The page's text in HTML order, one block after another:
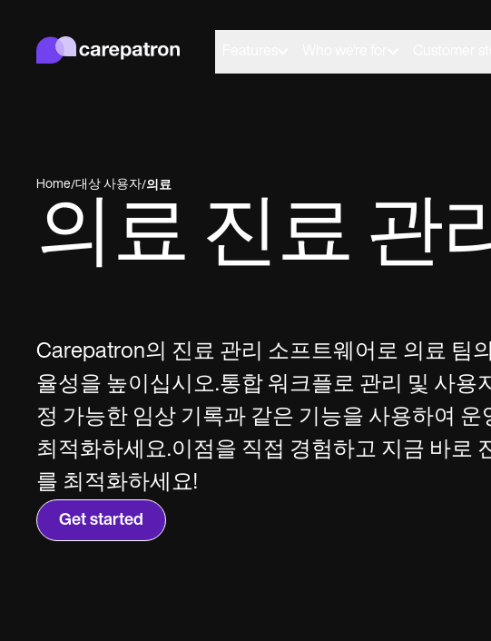
Counselors
Mental health
Psychologists
Therapists
See all profession types
Nurse practitioners
Nurses
Physicians
Nutritionists
Occupational
therapists
연결
메시지
Client messaging
SMS and email
상담
기록
AI Scribe
Clinical notes
Everyone has a story to tell, and here we share and
celebrate those who chose care as their life's work.
Home/대상 사용자/의료
의료 진료 관
Carepatron의 진료 관리 소프트웨어로 의료 팀
율성을 높이십시오.통합 워크플로 관리 및 사용
정 가능한 임상 기록과 같은 기능을 사용하여 운
최적화하세요.이점을 직접 경험하고 지금 바로
를 최적화하세요!
Get started